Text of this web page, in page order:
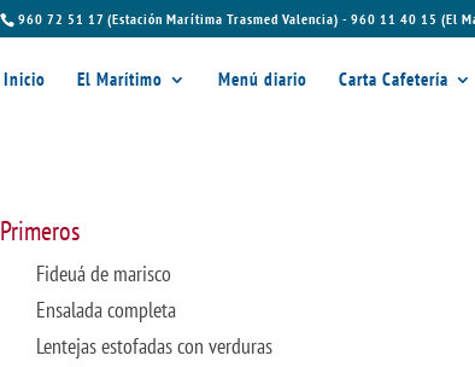
960 72 51 17 (Estación Marítima Trasmed Valencia) - 960 11 40 15 (El
Inicio El Marítimo Menú diario Carta Cafetería
Primeros
Fideuá de marisco
Ensalada completa
Lentejas estofadas con verduras